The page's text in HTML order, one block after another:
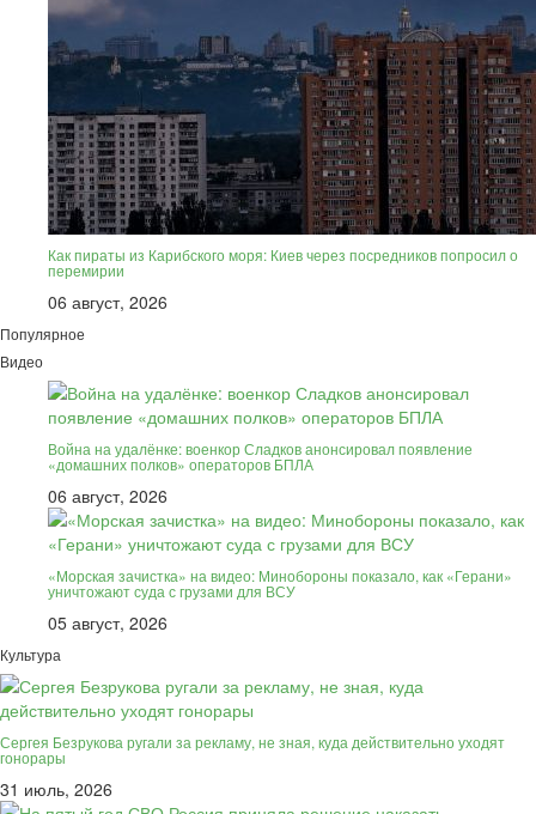
Как пираты из Карибского моря: Киев через посредников попросил о
перемирии
06 август, 2026
Популярное
Видео
Война на удалёнке: военкор Сладков анонсировал появление
«домашних полков» операторов БПЛА
06 август, 2026
«Морская зачистка» на видео: Минобороны показало, как «Герани»
уничтожают суда с грузами для ВСУ
05 август, 2026
Культура
Сергея Безрукова ругали за рекламу, не зная, куда действительно уходят
гонорары
31 июль, 2026